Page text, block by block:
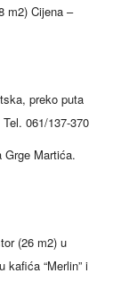
m2) Cijena –
preko puta
061/137-370
Grge Martića.
(26 m2) u
kafića “Merlin” i